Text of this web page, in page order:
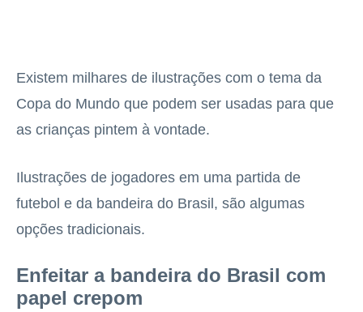
Existem milhares de ilustrações com o tema da
Copa do Mundo que podem ser usadas para que
as crianças pintem à vontade.
Ilustrações de jogadores em uma partida de
futebol e da bandeira do Brasil, são algumas
opções tradicionais.
Enfeitar a bandeira do Brasil com
papel crepom